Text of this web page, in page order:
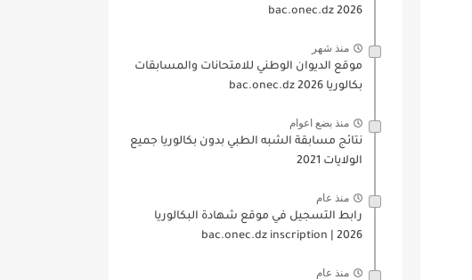
2026 bac.onec.dz
منذ شهر
موقع الديوان الوطني للامتحانات والمسابقات
بكالوريا 2026 bac.onec.dz
منذ بضع اعوام
نتائج مسابقة الشبه الطبي بدون بكالوريا جميع
الولايات 2021
منذ عام
رابط التسجيل في موقع شهادة البكالوريا
2026 | bac.onec.dz inscription
منذ عام